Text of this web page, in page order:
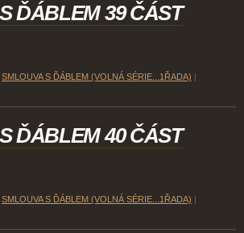
ĎÁBLEM 39 ČÁST
SMLOUVA S ĎÁBLEM (VOLNÁ SÉRIE...1ŘADA)
ĎÁBLEM 40 ČÁST
SMLOUVA S ĎÁBLEM (VOLNÁ SÉRIE...1ŘADA)